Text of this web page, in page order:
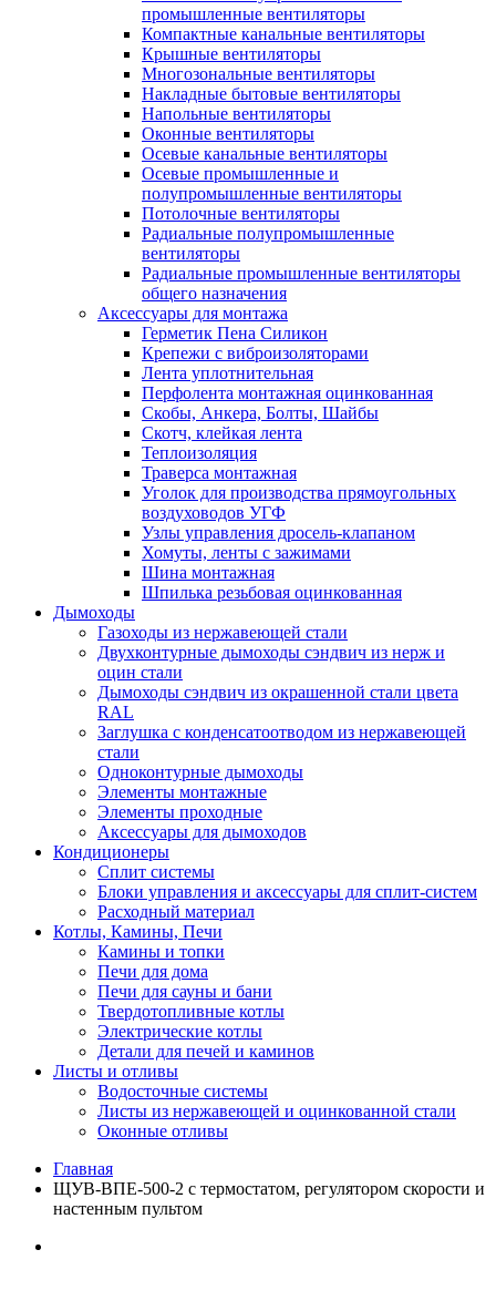
промышленные вентиляторы
Компактные канальные вентиляторы
Крышные вентиляторы
Многозональные вентиляторы
Накладные бытовые вентиляторы
Напольные вентиляторы
Оконные вентиляторы
Осевые канальные вентиляторы
Осевые промышленные и
полупромышленные вентиляторы
Потолочные вентиляторы
Радиальные полупромышленные
вентиляторы
Радиальные промышленные вентиляторы
общего назначения
Аксессуары для монтажа
Герметик Пена Силикон
Крепежи с виброизоляторами
Лента уплотнительная
Перфолента монтажная оцинкованная
Скобы, Анкера, Болты, Шайбы
Скотч, клейкая лента
Теплоизоляция
Траверса монтажная
Уголок для производства прямоугольных
воздуховодов УГФ
Узлы управления дросель-клапаном
Хомуты, ленты с зажимами
Шина монтажная
Шпилька резьбовая оцинкованная
Дымоходы
Газоходы из нержавеющей стали
Двухконтурные дымоходы сэндвич из нерж и
оцин стали
Дымоходы сэндвич из окрашенной стали цвета
RAL
Заглушка с конденсатоотводом из нержавеющей
стали
Одноконтурные дымоходы
Элементы монтажные
Элементы проходные
Аксессуары для дымоходов
Кондиционеры
Сплит системы
Блоки управления и аксессуары для сплит-систем
Расходный материал
Котлы, Камины, Печи
Камины и топки
Печи для дома
Печи для сауны и бани
Твердотопливные котлы
Электрические котлы
Детали для печей и каминов
Листы и отливы
Водосточные системы
Листы из нержавеющей и оцинкованной стали
Оконные отливы
Главная
ЩУВ-ВПЕ-500-2 с термостатом, регулятором скорости и
настенным пультом